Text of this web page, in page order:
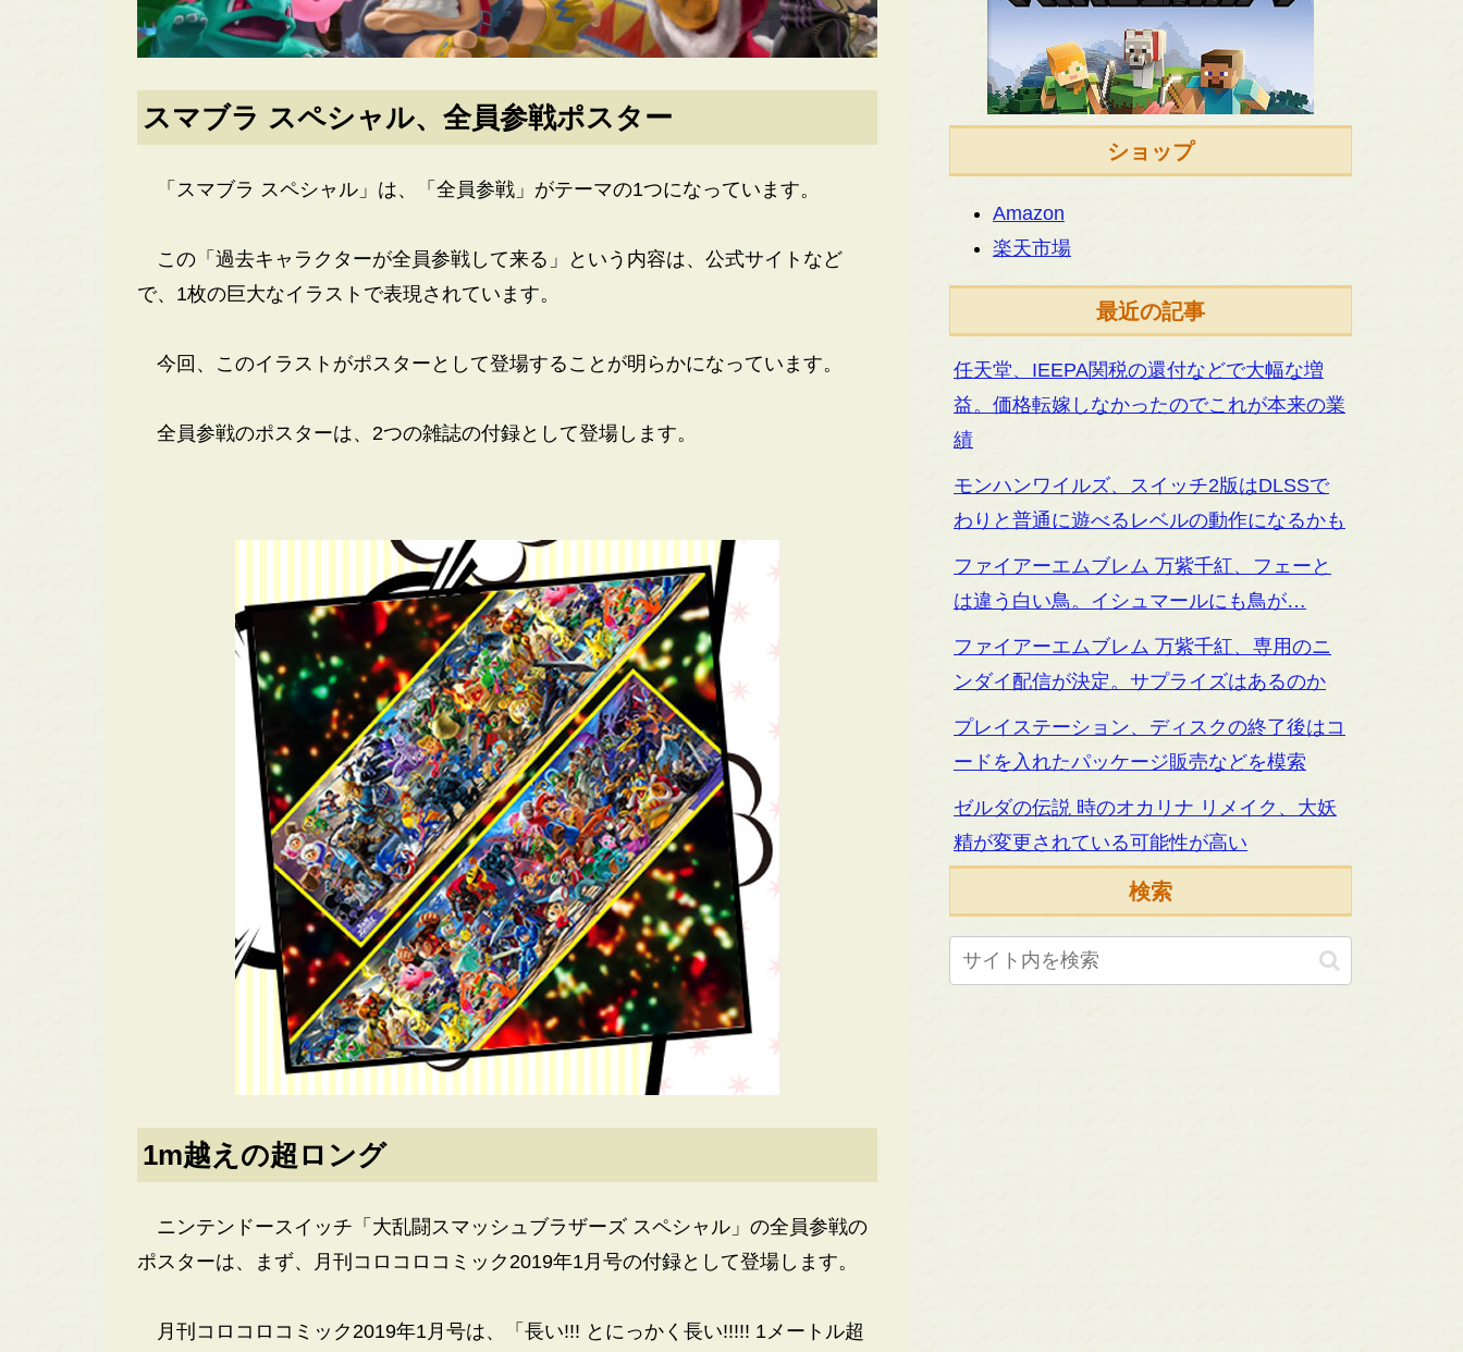
スマブラ スペシャル、全員参戦ポスター
「スマブラ スペシャル」は、「全員参戦」がテーマの1つになっています。
この「過去キャラクターが全員参戦して来る」という内容は、公式サイトなど
で、1枚の巨大なイラストで表現されています。
今回、このイラストがポスターとして登場することが明らかになっています。
全員参戦のポスターは、2つの雑誌の付録として登場します。
1m越えの超ロング
ニンテンドースイッチ「大乱闘スマッシュブラザーズ スペシャル」の全員参戦の
ポスターは、まず、月刊コロコロコミック2019年1月号の付録として登場します。
月刊コロコロコミック2019年1月号は、「長い!!! とにっかく長い!!!!! 1メートル超
ショップ
Amazon
楽天市場
最近の記事
任天堂、IEEPA関税の還付などで大幅な増
益。価格転嫁しなかったのでこれが本来の業
績
モンハンワイルズ、スイッチ2版はDLSSで
わりと普通に遊べるレベルの動作になるかも
ファイアーエムブレム 万紫千紅、フェーと
は違う白い鳥。イシュマールにも鳥が…
ファイアーエムブレム 万紫千紅、専用のニ
ンダイ配信が決定。サプライズはあるのか
プレイステーション、ディスクの終了後はコ
ードを入れたパッケージ販売などを模索
ゼルダの伝説 時のオカリナ リメイク、大妖
精が変更されている可能性が高い
検索